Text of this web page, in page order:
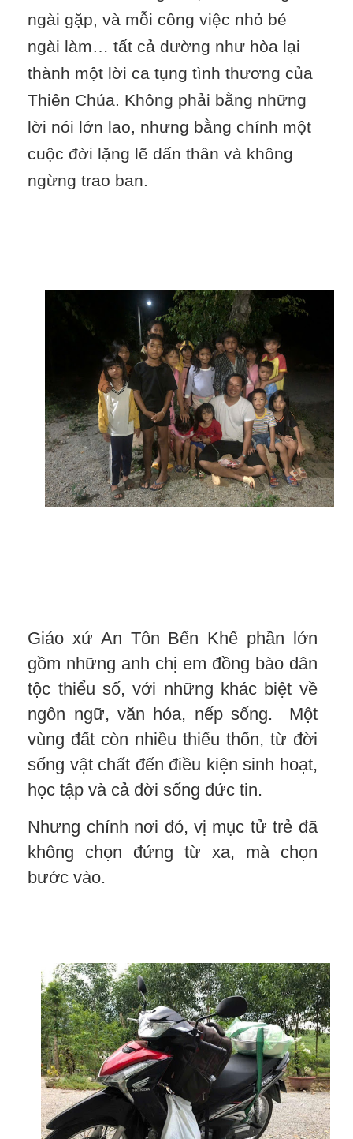
ngài gặp, và mỗi công việc nhỏ bé
ngài làm… tất cả dường như hòa lại
thành một lời ca tụng tình thương của
Thiên Chúa. Không phải bằng những
lời nói lớn lao, nhưng bằng chính một
cuộc đời lặng lẽ dấn thân và không
ngừng trao ban.
Giáo xứ An Tôn Bến Khế phần lớn
gồm những anh chị em đồng bào dân
tộc thiểu số, với những khác biệt về
ngôn ngữ, văn hóa, nếp sống. Một
vùng đất còn nhiều thiếu thốn, từ đời
sống vật chất đến điều kiện sinh hoạt,
học tập và cả đời sống đức tin.
Nhưng chính nơi đó, vị mục tử trẻ đã
không chọn đứng từ xa, mà chọn
bước vào.